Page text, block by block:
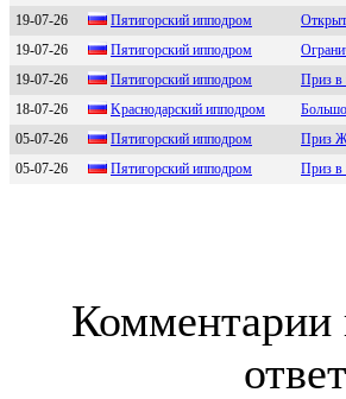
19-07-26
Пятигopcкий иппoдpoм
19-07-26
Пятигoрcкий иппoдрoм
19-07-26
Пятигopский иппoдpoм
Приз в
18-07-26
Kpacнодapcкий ипподpом
05-07-26
Пятигорcкий ипподром
Приз
05-07-26
Пятигоpский ипподpом Приз в